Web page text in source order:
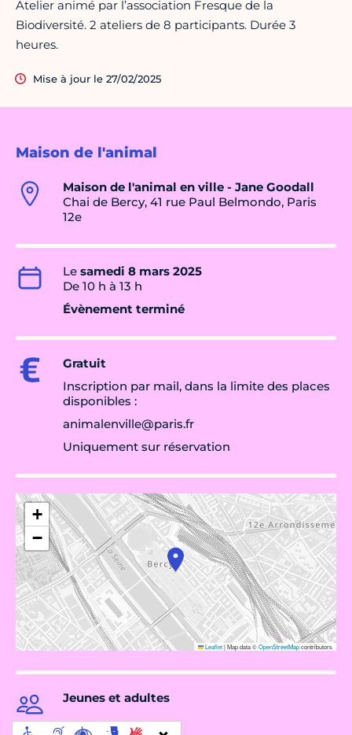
Maison de l'animal
Maison de l'animal en ville - Jane Goodall
Chai de Bercy, 41 rue Paul Belmondo, Paris
12e
Le samedi 8 mars 2025
De 10 h à 13 h
Évènement terminé
Gratuit
Inscription par mail, dans la limite des places
disponibles :
animalenville@paris.fr
Uniquement sur réservation
+
−
Leaflet|Map data ©OpenStreetMapcontributors
Jeunes et adultes
Atelier animé par l’association Fresque de la
Biodiversité. 2 ateliers de 8 participants. Durée 3
heures.
Mise à jour le 27/02/2025